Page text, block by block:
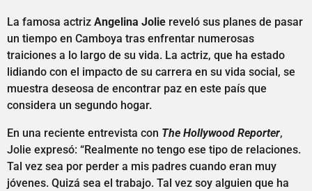
La famosa actriz Angelina Jolie reveló sus planes de pasar
un tiempo en Camboya tras enfrentar numerosas
traiciones a lo largo de su vida. La actriz, que ha estado
lidiando con el impacto de su carrera en su vida social, se
muestra deseosa de encontrar paz en este país que
considera un segundo hogar.
En una reciente entrevista con The Hollywood Reporter,
Jolie expresó: “Realmente no tengo ese tipo de relaciones.
Tal vez sea por perder a mis padres cuando eran muy
jóvenes. Quizá sea el trabajo. Tal vez soy alguien que ha